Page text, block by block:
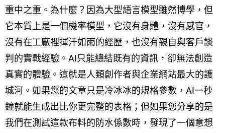
重中之重。為什麼？因為大型語言模型雖然博學，但
它本質上是一個機率模型，它沒有身體，沒有感官，
沒有在工廠裡揮汗如雨的經歷，也沒有親自與客戶談
判的實戰經驗。AI只能總結既有的資訊，卻無法創造
真實的體驗。這就是人類創作者與企業網站最大的護
城河。如果您的文章只是冷冰冰的規格參數，AI一秒
鐘就能生成出比你更完整的表格；但如果您分享的是
我們在測試這款布料的防水係數時，發現了一個意想